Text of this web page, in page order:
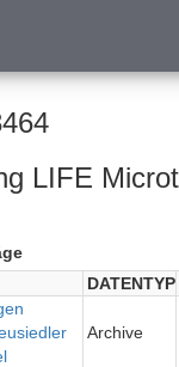
LIFE
DATENTYP
Archive